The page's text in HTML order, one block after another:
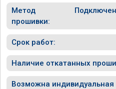
Метод
прошивки:
Срок работ:
Наличие откатанных
Возможна индивидуальная